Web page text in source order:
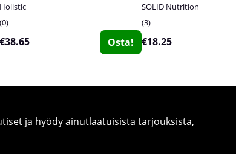
Holistic
0
€38.65 Osta!
SOLID Nutrition
3
€18.25
ja hyödy ainutlaatuisista tarjouksista,